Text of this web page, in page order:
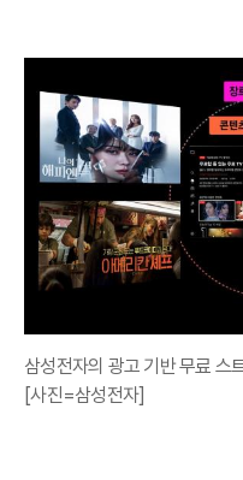
삼성전자의 광고 기반 무료
[사진=삼성전자]